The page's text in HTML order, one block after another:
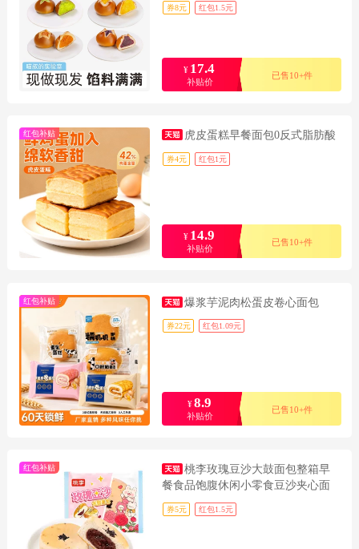
券8元 红包1.5元
¥ 17.4
补贴价
已售10+件
红包补贴 虎皮蛋糕早餐面包0反式脂肪酸
券4元 红包1元
¥ 14.9
补贴价
已售10+件
红包补贴 爆浆芋泥肉松蛋皮卷心面包
券22元 红包1.09元
¥8.9
补贴价
已售10+件
红包补贴
桃李玫瑰豆沙大鼓面包整箱早
餐食品饱腹休闲小零食豆沙夹心面
包i
券5元 红包1.5元